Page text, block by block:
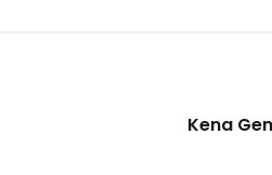
Kena